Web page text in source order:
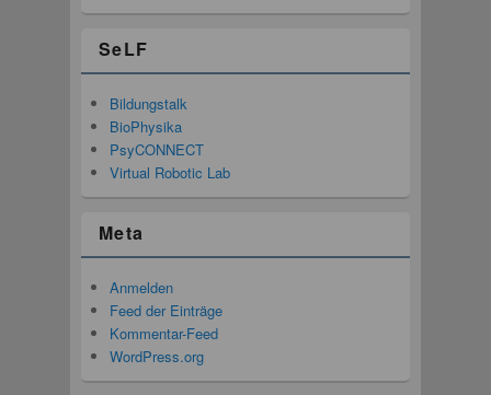
SeLF
Bildungstalk
BioPhysika
PsyCONNECT
Virtual Robotic Lab
Meta
Anmelden
Feed der Einträge
Kommentar-Feed
WordPress.org